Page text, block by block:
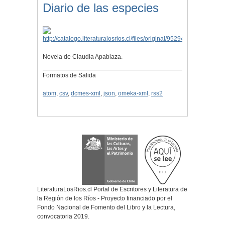
Diario de las especies
Novela de Claudia Apablaza.
Formatos de Salida
atom, csv, dcmes-xml , json, omeka-xml , rss2
LiteraturaLosRios.cl Portal de Escritores y Literatura de
la Región de los Ríos - Proyecto financiado por el
Fondo Nacional de Fomento del Libro y la Lectura,
convocatoria 2019.